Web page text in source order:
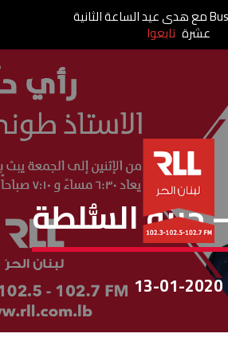
رأي حر
جبنة السُّلطة
13-01-2020
Business Hub مع هدى عيد الساعة الثانية
عشرة تابعوا